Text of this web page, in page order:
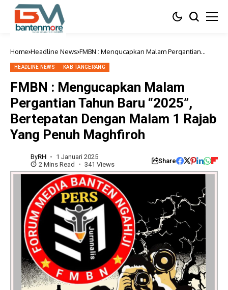
Home Headline News FMBN : Mengucapkan Malam Pergantian
Malam 1 Rajab Yang Penuh Maghfiroh
HEADLINE NEWS KAB TANGERANG
FMBN : Mengucapkan Malam
Pergantian Tahun Baru “2025”,
Bertepatan Dengan Malam 1 Rajab
Yang Penuh Maghfiroh
ByRH
1 Januari 2025
2 Mins Read
341 Views Share